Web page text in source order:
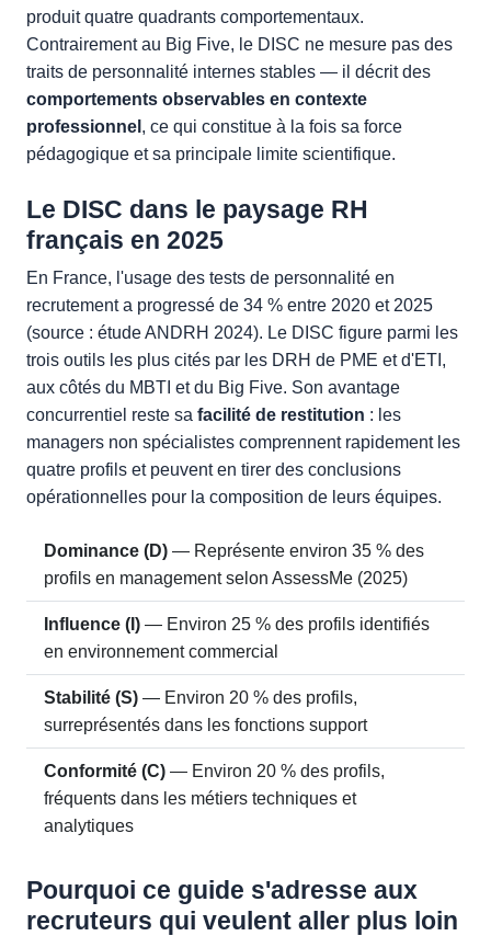
produit quatre quadrants comportementaux.
Contrairement au Big Five, le DISC ne mesure pas des
traits de personnalité internes stables — il décrit des
comportements observables en contexte
professionnel , ce qui constitue à la fois sa force
pédagogique et sa principale limite scientifique.
Le DISC dans le paysage RH
français en 2025
En France, l'usage des tests de personnalité en
recrutement a progressé de 34 % entre 2020 et 2025
(source : étude ANDRH 2024). Le DISC figure parmi les
trois outils les plus cités par les DRH de PME et d'ETI,
aux côtés du MBTI et du Big Five. Son avantage
concurrentiel reste sa facilité de restitution : les
managers non spécialistes comprennent rapidement les
quatre profils et peuvent en tirer des conclusions
opérationnelles pour la composition de leurs équipes.
Dominance (D) — Représente environ 35 % des
profils en management selon AssessMe (2025)
Influence (I) — Environ 25 % des profils identifiés
en environnement commercial
Stabilité (S) — Environ 20 % des profils,
surreprésentés dans les fonctions support
Conformité (C) — Environ 20 % des profils,
fréquents dans les métiers techniques et
analytiques
Pourquoi ce guide s'adresse aux
recruteurs qui veulent aller plus loin